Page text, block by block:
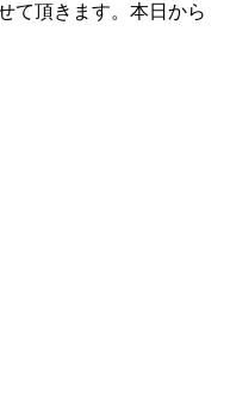
て頂きます。本日から